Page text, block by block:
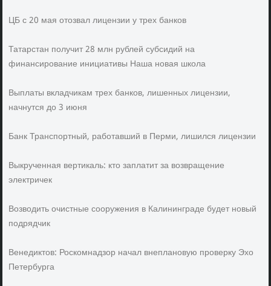
ЦБ с 20 мая отозвал лицензии у трех банков
Татарстан получит 28 млн рублей субсидий на
финансирование инициативы Наша новая школа
Выплаты вкладчикам трех банков, лишенных лицензии,
начнутся до 3 июня
Банк Транспортный, работавший в Перми, лишился лицензии
Выкрученная вертикаль: кто заплатит за возвращение
электричек
Возводить очистные сооружения в Калининграде будет новый
подрядчик
Венедиктов: Роскомнадзор начал внеплановую проверку Эхо
Петербурга